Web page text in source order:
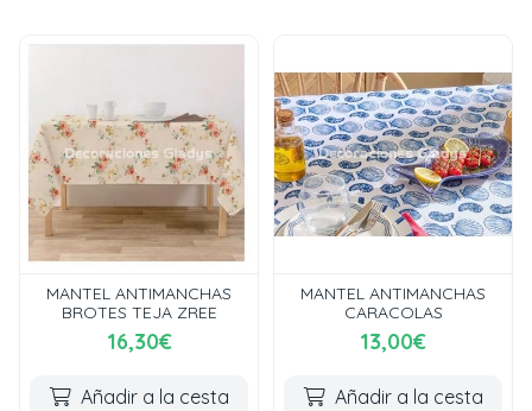
MANTEL ANTIMANCHAS
BROTES TEJA ZREE
16,30€
Añadir a la cesta
MANTEL ANTIMANCHAS
CARACOLAS
13,00€
Añadir a la cesta